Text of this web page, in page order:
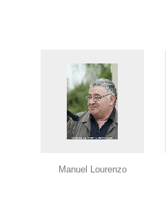
Manuel Lourenzo